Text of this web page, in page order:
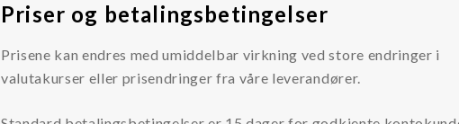
Priser og betalingsbetingelser
Prisene kan endres med umiddelbar virkning ved store endringer i
valutakurser eller prisendringer fra våre leverandører.